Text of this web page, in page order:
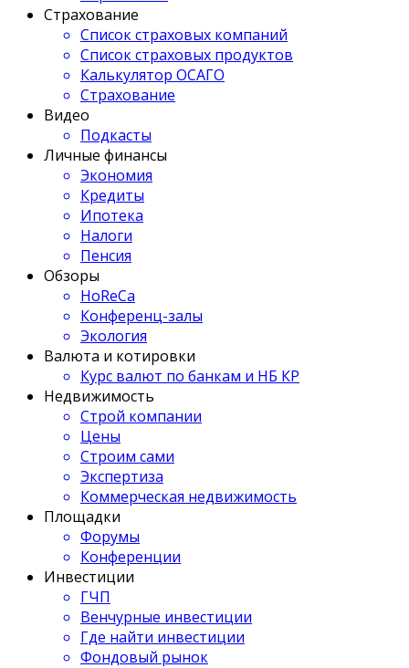
Страхование
Список страховых компаний
Список страховых продуктов
Калькулятор ОСАГО
Страхование
Видео
Подкасты
Личные финансы
Экономия
Кредиты
Ипотека
Налоги
Пенсия
Обзоры
HoReCa
Конференц-залы
Экология
Валюта и котировки
Курс валют по банкам и НБ КР
Недвижимость
Строй компании
Цены
Строим сами
Экспертиза
Коммерческая недвижимость
Площадки
Форумы
Конференции
Инвестиции
ГЧП
Венчурные инвестиции
Где найти инвестиции
Фондовый рынок